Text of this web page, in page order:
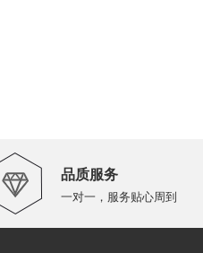
品质服务
一对一，服务贴心周到